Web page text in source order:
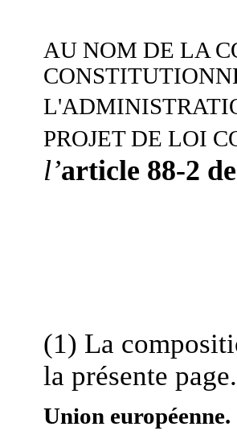
AU NOM DE LA
PROJET DE LOI
l’article 88-2
(1) La
la présente page.
Union européenne.